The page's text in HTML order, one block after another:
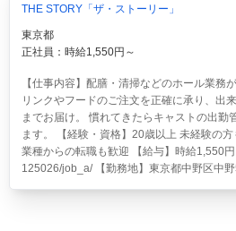
THE STORY「ザ・ストーリー」
東京都
正社員：時給1,550円～
【仕事内容】配膳・清掃などのホール業務
リンクやフードのご注文を正確に承り、出
までお届け。 慣れてきたらキャストの出勤
ます。 【経験・資格】20歳以上 未経験の
業種からの転職も歓迎 【給与】時給1,550円
125026/job_a/ 【勤務地】東京都中野区中